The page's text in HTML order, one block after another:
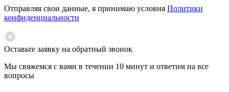
Отправляя свои данные, я принимаю условия Политики
конфиденциальности
Оставьте заявку на обратный звонок
Мы свяжемся с вами в течении 10 минут и ответим на все
вопросы